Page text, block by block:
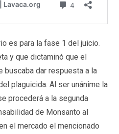
es para la fase 1 del juicio.
y que dictaminó que el
buscaba dar respuesta a la
plaguicida. Al ser unánime la
procederá a la segunda
de Monsanto al
el mercado el mencionado